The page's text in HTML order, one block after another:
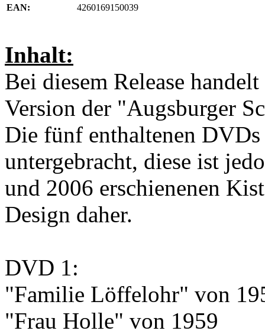
EAN:
4260169150039
Inhalt:
Bei diesem Release
Version der "Augsburger
Die fünf enthaltenen
untergebracht, diese ist
und 2006 erschienenen
Design daher.
DVD 1:
"Familie Löffelohr" von
"Frau Holle" von 1959